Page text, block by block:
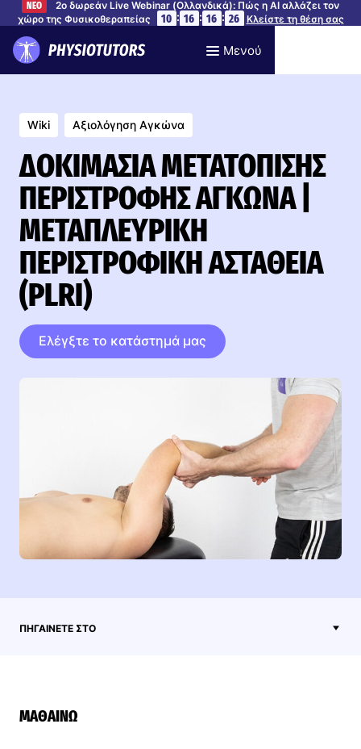
ΝΕΟ
2ο δωρεάν Live Webinar (Ολλανδικά): Πώς η AI αλλάζει τον
χώρο της Φυσικοθεραπείας
10 : 16 : 16 : 25 Κλείστε τη θέση σας
Μενού
Wiki Αξιολόγηση Αγκώνα
ΔΟΚΙΜΑΣΊΑ ΜΕΤΑΤΌΠΙΣΗΣ
ΠΕΡΙΣΤΡΟΦΉΣ ΑΓΚΏΝΑ |
ΜΕΤΑΠΛΕΥΡΙΚΉ
ΠΕΡΙΣΤΡΟΦΙΚΉ ΑΣΤΆΘΕΙΑ
(PLRI)
Ελέγξτε το κατάστημά μας
ΠΗΓΑΊΝΕΤΕ ΣΤΟ
ΜΑΘΑΊΝΩ